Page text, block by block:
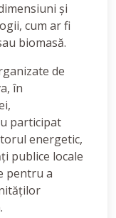
și
cum ar fi
biomasă.
de
în
participat
energetic,
publice locale
pentru a